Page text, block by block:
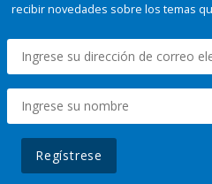
recibir novedades sobre los temas
Regístrese